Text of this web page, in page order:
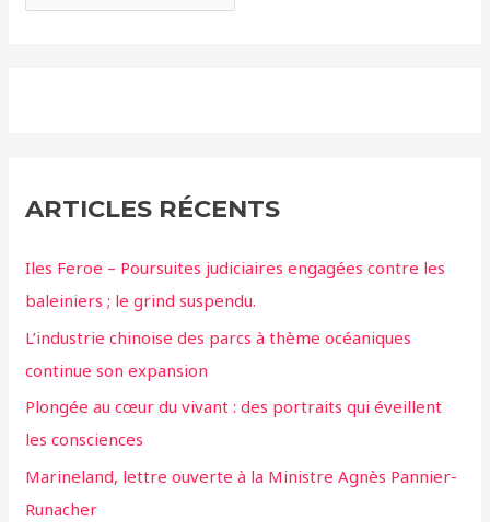
ARTICLES RÉCENTS
Iles Feroe – Poursuites judiciaires engagées contre les
baleiniers ; le grind suspendu.
L’industrie chinoise des parcs à thème océaniques
continue son expansion
Plongée au cœur du vivant : des portraits qui éveillent
les consciences
Marineland, lettre ouverte à la Ministre Agnès Pannier-
Runacher